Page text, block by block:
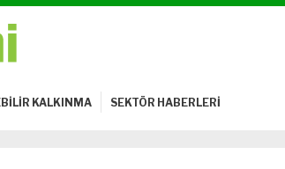
KALKINMA SEKTÖR HABERLERİ